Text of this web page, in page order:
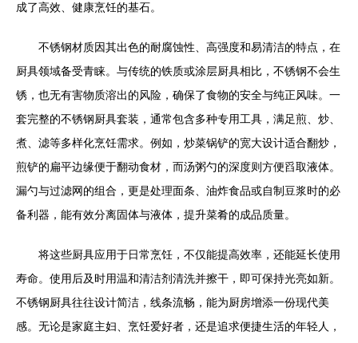
成了高效、健康烹饪的基石。
不锈钢材质因其出色的耐腐蚀性、高强度和易清洁的特点，在
厨具领域备受青睐。与传统的铁质或涂层厨具相比，不锈钢不会生
锈，也无有害物质溶出的风险，确保了食物的安全与纯正风味。一
套完整的不锈钢厨具套装，通常包含多种专用工具，满足煎、炒、
煮、滤等多样化烹饪需求。例如，炒菜锅铲的宽大设计适合翻炒，
煎铲的扁平边缘便于翻动食材，而汤粥勺的深度则方便舀取液体。
漏勺与过滤网的组合，更是处理面条、油炸食品或自制豆浆时的必
备利器，能有效分离固体与液体，提升菜肴的成品质量。
将这些厨具应用于日常烹饪，不仅能提高效率，还能延长使用
寿命。使用后及时用温和清洁剂清洗并擦干，即可保持光亮如新。
不锈钢厨具往往设计简洁，线条流畅，能为厨房增添一份现代美
感。无论是家庭主妇、烹饪爱好者，还是追求便捷生活的年轻人，